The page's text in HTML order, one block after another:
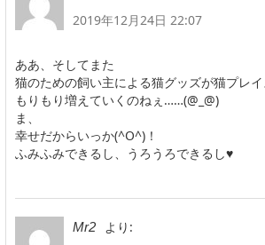
2019年12月24日 22:07
ああ、そしてまた
猫のための飼い主による猫グッズが猫プレ
もりもり増えていくのねぇ……(@_@)
ま、
幸せだからいっか(^O^)！
ふみふみできるし、うろうろできるし♥
Mr2
より: